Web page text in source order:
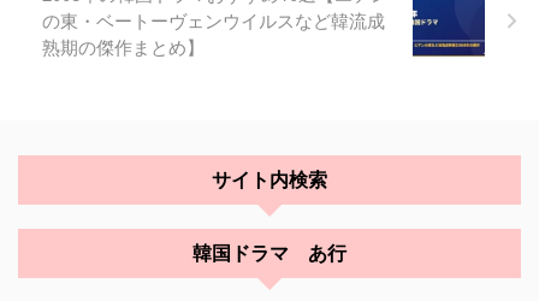
の東・ベートーヴェンウイルスなど韓流成
熟期の傑作まとめ】
サイト内検索
韓国ドラマ あ行